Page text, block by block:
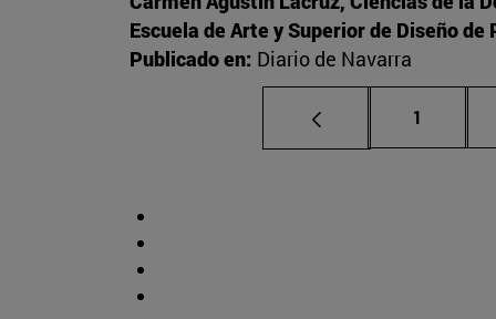
Escuela de Arte y Superior de Diseño de
Publicado en: Diario de Navarra
Página
1